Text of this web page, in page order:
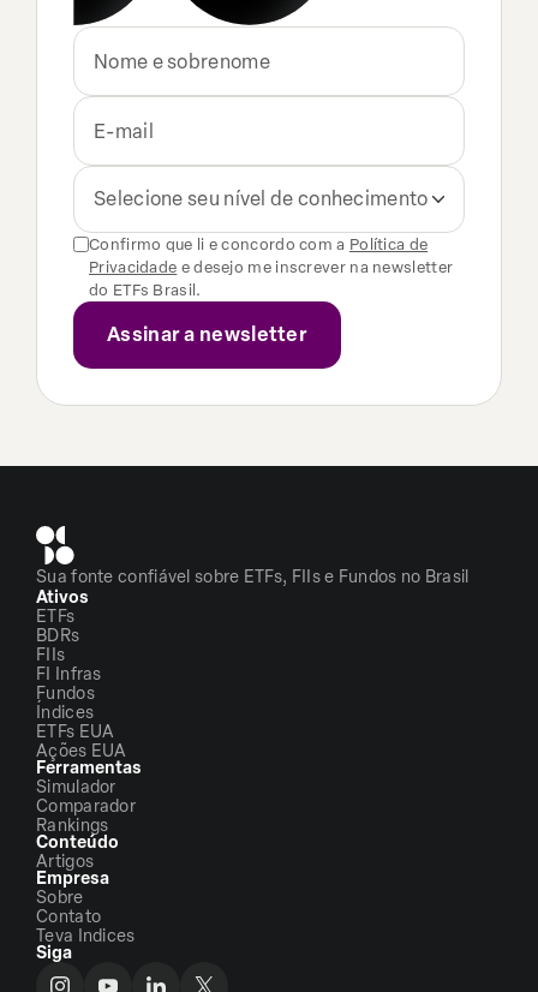
Selecione seu nível de conhecimento
Confirmo que li e concordo com a Política de
Privacidade e desejo me inscrever na newsletter
do ETFs Brasil.
Sua fonte confiável sobre ETFs, FIIs e Fundos no Brasil
Ativos
ETFs
BDRs
FIIs
FI Infras
Fundos
Índices
ETFs EUA
Ações EUA
Ferramentas
Simulador
Comparador
Rankings
Conteúdo
Artigos
Empresa
Sobre
Contato
Teva Indices
Siga